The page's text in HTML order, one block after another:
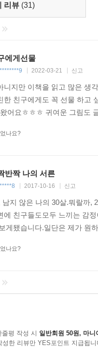
리뷰 (31)
에게선물
2022-03-21 신고
니지만 이책을 읽고 많은 생
한 친구에게도 꼭 선물 하고
어요ㅎㅎㅎ 귀여운 그림도
나요?
반짝 나의 서른
2017-10-16 신고
남지 않은 나의 30살.뭐랄까,
에 친구들도모두 느끼는 감
게됐습니다.일단은 제가 원
나요?
평 작성 시 일반회원 50원, 마니
한 리뷰만 YES포인트 지급됩니